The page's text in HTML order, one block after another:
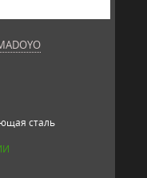
сталь